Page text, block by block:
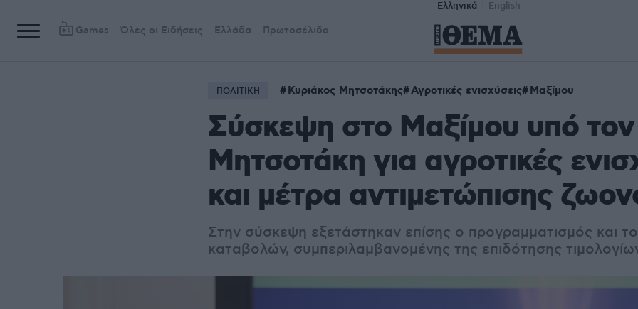
Ελληνικά English
Games Όλες οι Ειδήσεις Ελλάδα Πρωτοσέλιδα
ΠΟΛΙΤΙΚΗ Κυριάκος Μητσοτάκης Αγροτικές ενισχύσεις Μαξίμου
Σύσκεψη στο Μαξίμου υπό τον
Μητσοτάκη για αγροτικές
και μέτρα αντιμετώπισης
Στην σύσκεψη εξετάστηκαν επίσης ο προγραμματισμός και
καταβολών, συμπεριλαμβανομένης της επιδότησης